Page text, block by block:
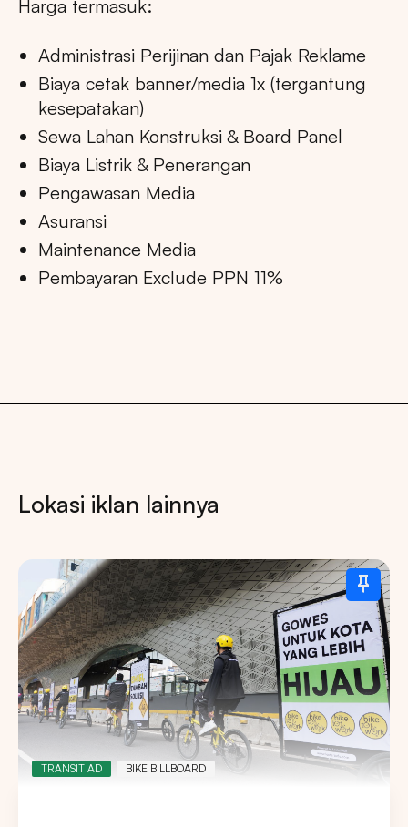
Harga termasuk:
Administrasi Perijinan dan Pajak Reklame
Biaya cetak banner/media 1x (tergantung
kesepatakan)
Sewa Lahan Konstruksi & Board Panel
Biaya Listrik & Penerangan
Pengawasan Media
Asuransi
Maintenance Media
Pembayaran Exclude PPN 11%
Lokasi iklan lainnya
TRANSIT AD BIKE BILLBOARD